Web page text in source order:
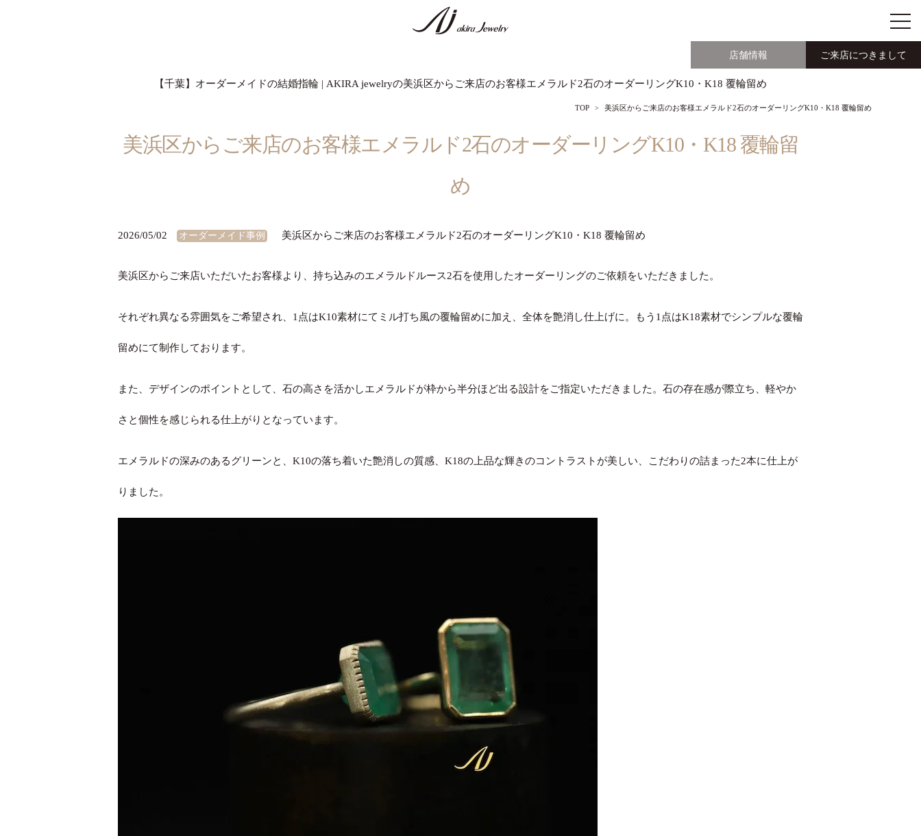
店舗情報 ご来店につきまして
【千葉】オーダーメイドの結婚指輪 | AKIRA jewelryの美浜区からご来店のお客様エメラルド2石のオーダーリングK10・K18 覆輪留め
TOP 美浜区からご来店のお客様エメラルド2石のオーダーリングK10・K18 覆輪留め
美浜区からご来店のお客様エメラルド2石のオーダーリングK10・K18 覆輪留
め
2026/05/02 オーダーメイド事例 美浜区からご来店のお客様エメラルド2石のオーダーリングK10・K18 覆輪留め
美浜区からご来店いただいたお客様より、持ち込みのエメラルドルース2石を使用したオーダーリングのご依頼をいただきました。
それぞれ異なる雰囲気をご希望され、1点はK10素材にてミル打ち風の覆輪留めに加え、全体を艶消し仕上げに。もう1点はK18素材でシンプルな覆輪
留めにて制作しております。
また、デザインのポイントとして、石の高さを活かしエメラルドが枠から半分ほど出る設計をご指定いただきました。石の存在感が際立ち、軽やか
さと個性を感じられる仕上がりとなっています。
エメラルドの深みのあるグリーンと、K10の落ち着いた艶消しの質感、K18の上品な輝きのコントラストが美しい、こだわりの詰まった2本に仕上が
りました。